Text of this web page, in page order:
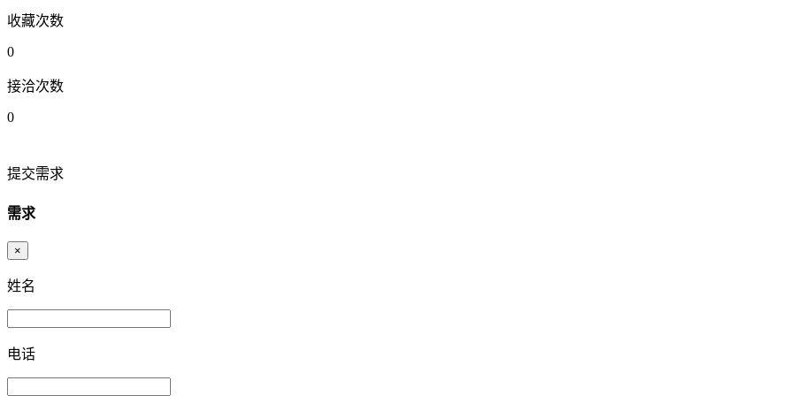
收藏次数
0
接洽次数
0
提交需求
需求
×
姓名
电话